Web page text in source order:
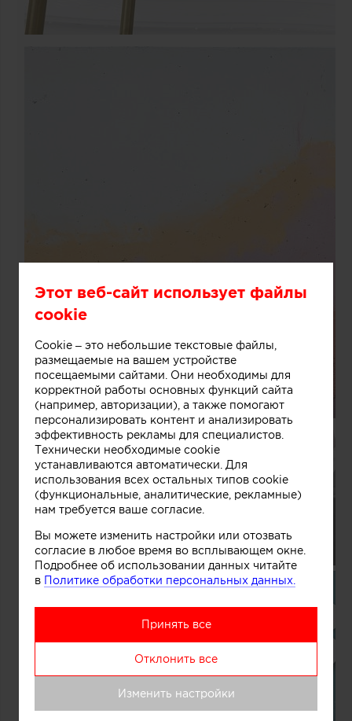
Этот веб-сайт использует файлы
cookie
Cookie – это небольшие текстовые файлы,
размещаемые на вашем устройстве
посещаемыми сайтами. Они необходимы для
корректной работы основных функций сайта
(например, авторизации), а также помогают
персонализировать контент и анализировать
эффективность рекламы для специалистов.
Технически необходимые cookie
устанавливаются автоматически. Для
использования всех остальных типов cookie
(функциональные, аналитические, рекламные)
нам требуется ваше согласие.
Вы можете изменить настройки или отозвать
согласие в любое время во всплывающем окне.
Подробнее об использовании данных читайте
в Политике обработки персональных данных.
Принять все
Отклонить все
Изменить настройки